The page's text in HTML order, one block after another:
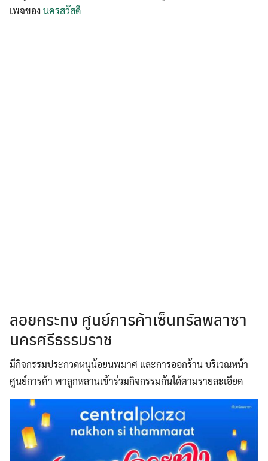
เพจของ นครสวัสดี
ลอยกระทง ศูนย์การค้าเซ็นทรัลพลาซา
นครศรีธรรมราช
มีกิจกรรมประกวดหนูน้อยนพมาศ และการออกร้าน บริเวณหน้า
ศูนย์การค้า พาลูกหลานเข้าร่วมกิจกรรมกันได้ตามรายละเอียด